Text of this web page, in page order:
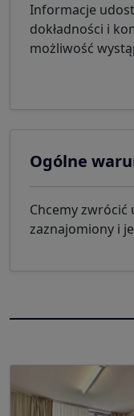
Informacje
dokładności i
możliwość
Ogólne
Chcemy zwrócić
zaznajomiony i